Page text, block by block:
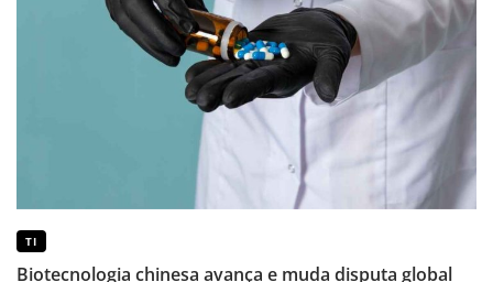
TI
Biotecnologia chinesa avança e muda disputa global